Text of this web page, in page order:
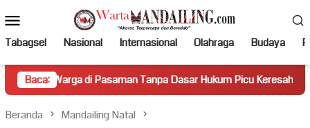
ke
kontenMobile
Tabagsel Nasional Internasional Olahraga Budaya
Baca:
di Pasaman Tanpa Dasar Hukum Picu Keresahan Truk
Beranda Mandailing Natal